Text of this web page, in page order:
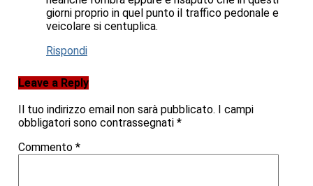
giorni proprio in quel punto il traffico pedonale e
veicolare si centuplica.
Rispondi
Leave a Reply
Il tuo indirizzo email non sarà pubblicato.
I campi
obbligatori sono contrassegnati *
Commento *